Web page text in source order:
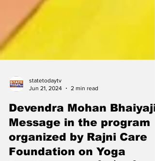
Jun 21, 2024
2 min read
Devendra Mohan Bhaiyaji
Message in the program
organized by Rajni Care